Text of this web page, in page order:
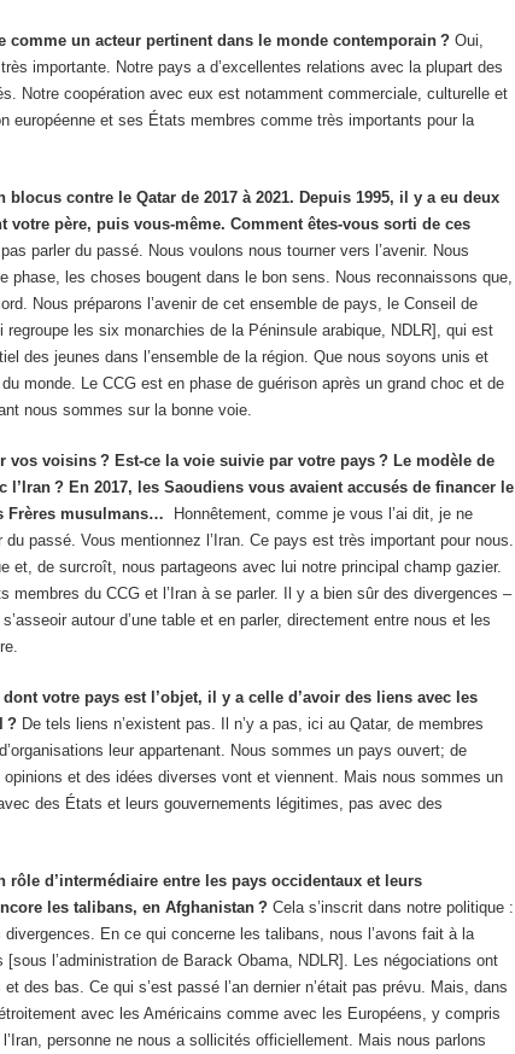
comme un acteur pertinent dans le monde contemporain ? Oui,
importante. Notre pays a d’excellentes relations avec la plupart des
Notre coopération avec eux est notamment commerciale, culturelle et
européenne et ses États membres comme très importants pour la
blocus contre le Qatar de 2017 à 2021. Depuis 1995, il y a eu deux
votre père, puis vous-même. Comment êtes-vous sorti de ces
parler du passé. Nous voulons nous tourner vers l’avenir. Nous
phase, les choses bougent dans le bon sens. Nous reconnaissons que,
Nous préparons l’avenir de cet ensemble de pays, le Conseil de
regroupe les six monarchies de la Péninsule arabique, NDLR], qui est
des jeunes dans l’ensemble de la région. Que nous soyons unis et
monde. Le CCG est en phase de guérison après un grand choc et de
nous sommes sur la bonne voie.
vos voisins ? Est-ce la voie suivie par votre pays ? Le modèle de
l’Iran ? En 2017, les Saoudiens vous avaient accusés de financer le
Frères musulmans… Honnêtement, comme je vous l’ai dit, je ne
passé. Vous mentionnez l’Iran. Ce pays est très important pour nous.
et, de surcroît, nous partageons avec lui notre principal champ gazier.
membres du CCG et l’Iran à se parler. Il y a bien sûr des divergences –
autour d’une table et en parler, directement entre nous et les
votre pays est l’objet, il y a celle d’avoir des liens avec les
? De tels liens n’existent pas. Il n’y a pas, ici au Qatar, de membres
leur appartenant. Nous sommes un pays ouvert; de
et des idées diverses vont et viennent. Mais nous sommes un
des États et leurs gouvernements légitimes, pas avec des
d’intermédiaire entre les pays occidentaux et leurs
les talibans, en Afghanistan ? Cela s’inscrit dans notre politique :
En ce qui concerne les talibans, nous l’avons fait à la
l’administration de Barack Obama, NDLR]. Les négociations ont
des bas. Ce qui s’est passé l’an dernier n’était pas prévu. Mais, dans
avec les Américains comme avec les Européens, y compris
personne ne nous a sollicités officiellement. Mais nous parlons